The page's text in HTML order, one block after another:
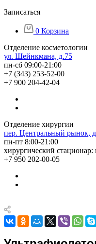
Записаться
0 Корзина
Отделение косметологии
ул. Шейнкмана, д.75
пн-сб 09:00-21:00
+7 (343) 253-52-00
+7 900 204-42-04
Отделение хирургии
пер. Центральный рынок,
пн-пт 8:00-21:00
хирургический стационар:
+7 950 202-00-05